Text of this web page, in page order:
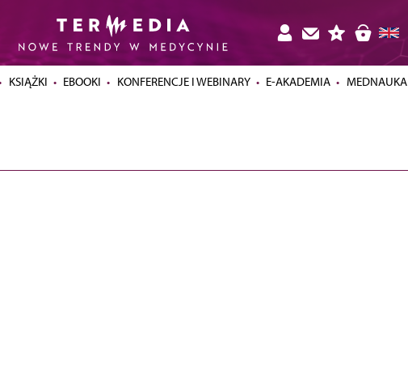
KSIĄŻKI EBOOKI KONFERENCJE I WEBINARY E-AKADEMIA MEDNAUKA